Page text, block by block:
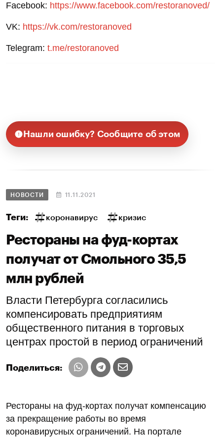
Facebook: https://www.facebook.com/restoranoved/
VK: https://vk.com/restoranoved
Telegram: t.me/restoranoved
Нашли ошибку? Сообщите об этом
НОВОСТИ 11.11.2021
Теги: коронавирус кризис
Рестораны на фуд-кортах
получат от Смольного 35,5
млн рублей
Власти Петербурга согласились
компенсировать предприятиям
общественного питания в торговых
центрах простой в период ограничений
Поделиться:
Рестораны на фуд-кортах получат компенсацию
за прекращение работы во время
коронавирусных ограничений. На портале